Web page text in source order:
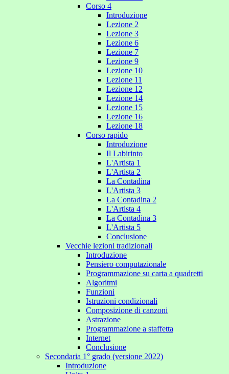
Corso 4
Introduzione
Lezione 2
Lezione 3
Lezione 6
Lezione 7
Lezione 9
Lezione 10
Lezione 11
Lezione 12
Lezione 14
Lezione 15
Lezione 16
Lezione 18
Corso rapido
Introduzione
Il Labirinto
L'Artista 1
L'Artista 2
La Contadina
L'Artista 3
La Contadina 2
L'Artista 4
La Contadina 3
L'Artista 5
Conclusione
Vecchie lezioni tradizionali
Introduzione
Pensiero computazionale
Programmazione su carta a quadretti
Algoritmi
Funzioni
Istruzioni condizionali
Composizione di canzoni
Astrazione
Programmazione a staffetta
Internet
Conclusione
Secondaria 1° grado (versione 2022)
Introduzione